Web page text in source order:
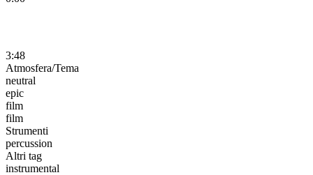
3:48
Atmosfera/Tema
neutral
epic
film
film
Strumenti
percussion
Altri tag
instrumental